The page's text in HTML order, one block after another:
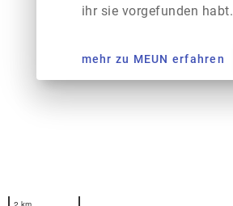
ihr sie vorgefunden habt.
mehr zu MEUN erfahren